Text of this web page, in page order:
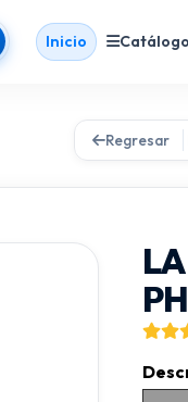
Inicio Catálogo
Regresar